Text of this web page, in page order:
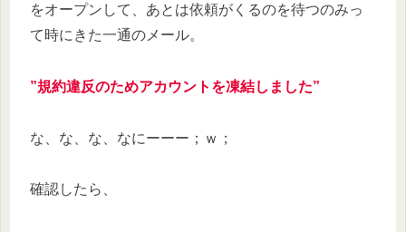
をオープンして、あとは依頼がくるのを待つのみっ
て時にきた一通のメール。
”規約違反のためアカウントを凍結しました”
な、な、な、なにーーー；ｗ；
確認したら、